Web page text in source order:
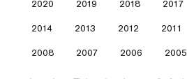
2020 2019 2018 2017
2014 2013 2012 2011
2008 2007 2006 2005